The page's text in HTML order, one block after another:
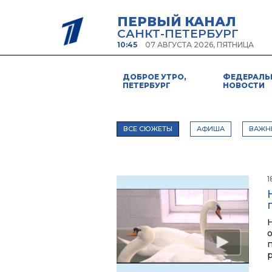
ПЕРВЫЙ КАНАЛ
САНКТ-ПЕТЕРБУРГ
10:45 07 АВГУСТА 2026, ПЯТНИЦА
ДОБРОЕ УТРО,
ПЕТЕРБУРГ
НОВОСТИ
ВСЕ СЮЖЕТЫ АФИША